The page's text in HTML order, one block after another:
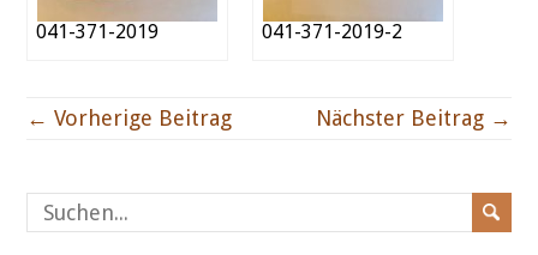
041-371-2019 041-371-2019-2
← Vorherige Beitrag Nächster Beitrag →